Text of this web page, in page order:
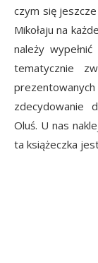
czym się
Mikołaju na
należy
tematycznie
zdecydowanie
Oluś. U nas
ta książeczka